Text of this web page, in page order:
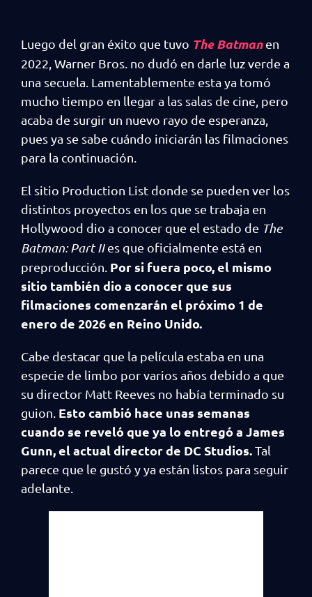
Luego del gran éxito que tuvo The Batmanen
2022, Warner Bros. no dudó en darle luz verde a
una secuela. Lamentablemente esta ya tomó
mucho tiempo en llegar a las salas de cine, pero
acaba de surgir un nuevo rayo de esperanza,
pues ya se sabe cuándo iniciarán las filmaciones
para la continuación.
El sitio Production List donde se pueden ver los
distintos proyectos en los que se trabaja en
Hollywood dio a conocer que el estado de The
Batman: Part IIes que oficialmente está en
preproducción. Por si fuera poco, el mismo
sitio también dio a conocer que sus
filmaciones comenzarán el próximo 1 de
enero de 2026 en Reino Unido.
Cabe destacar que la película estaba en una
especie de limbo por varios años debido a que
su director Matt Reeves no había terminado su
guion. Esto cambió hace unas semanas
cuando se reveló que ya lo entregó a James
Gunn, el actual director de DC Studios.Tal
parece que le gustó y ya están listos para seguir
adelante.